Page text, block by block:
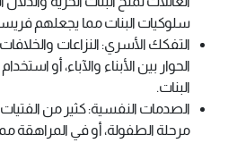
سلوكيات البنات مما يجعلهم
التفكك الأسري: النزاعات
الحوار بين الأبناء والآباء، أو
البنات.
الصدمات النفسية: كثير من
مرحلة الطفولة، أو في المراهقة